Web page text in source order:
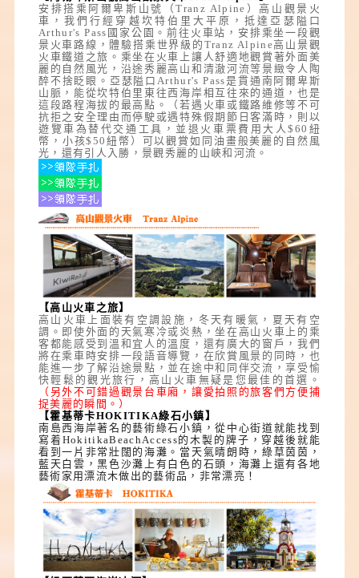
安排搭乘阿爾卑斯山號（Tranz Alpine）高山觀景火
車，我們行經穿越坎特伯里大平原，抵達亞瑟隘口
Arthur's Pass國家公園。前往火車站，安排乘坐一段觀
景火車路線，體驗搭乘世界級的Tranz Alpine高山景觀
火車鐵道之旅。乘坐在火車上讓人舒適地觀賞著外面美
麗的自然風光，沿途秀麗高山和清澈河流等景緻令人陶
醉不捨眨眼。亞瑟隘口Arthur's Pass是貫通南阿爾卑斯
山脈，能從坎特伯里東往西海岸相互往來的通道，也是
這段路程海拔的最高點。（若遇火車或鐵路維修等不可
抗拒之安全理由而停駛或遇特殊假期節日客滿時，則以
遊覽車為替代交通工具，並退火車票費用大人$60紐
幣，小孩$50紐幣）可以觀賞如同油畫般美麗的自然風
光，還有引人入勝，景觀秀麗的山峽和河流。
【高山火車之旅】
高山火車上面裝有空調設施，冬天有暖氣，夏天有空
調。即使外面的天氣寒冷或炎熱，坐在高山火車上的乘
客都能感受到溫和宜人的溫度，還有廣大的窗戶，我們
將在乘車時安排一段語音導覽，在欣賞風景的同時，也
能進一步了解沿途景點，並在途中和同伴交流，享受愉
快輕鬆的觀光旅行，高山火車無疑是您最佳的首選。
（ 另外不可錯過觀景台車廂，讓愛拍照的旅客們方便捕
捉美麗的瞬間。）
【霍基蒂卡HOKITIKA綠石小鎮】
南島西海岸著名的藝術綠石小鎮，從中心街道就能找到
寫着HokitikaBeachAccess的木製的牌子，穿越後就能
看到一片非常壯闊的海灘。當天氣晴朗時，綠草茵茵，
藍天白雲，黑色沙灘上有白色的石頭，海灘上還有各地
藝術家用漂流木做出的藝術品，非常漂亮！